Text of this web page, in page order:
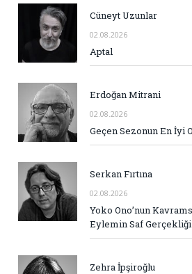
Cüneyt Uzunlar
02.08.2026
Aptal
Erdoğan Mitrani
02.08.2026
Geçen Sezonun En İyi
Serkan Fırtına
02.08.2026
Yoko Ono’nun
Eylemin Saf Gerçekliği
Zehra İpşiroğlu